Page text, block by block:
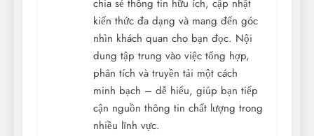
chia sẻ thông tin hữu ích, cập nhật
kiến thức đa dạng và mang đến góc
nhìn khách quan cho bạn đọc. Nội
dung tập trung vào việc tổng hợp,
phân tích và truyền tải một cách
minh bạch – dễ hiểu, giúp bạn tiếp
cận nguồn thông tin chất lượng trong
nhiều lĩnh vực.